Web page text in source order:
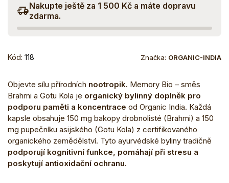
Nakupte ještě za 1 500 Kč a máte dopravu
zdarma.
Kód: 118 Značka: ORGANIC-INDIA
Objevte sílu přírodních nootropik. Memory Bio – směs
Brahmi a Gotu Kola je organický bylinný doplněk pro
podporu paměti a koncentrace od Organic India. Každá
kapsle obsahuje 150 mg bakopy drobnolisté (Brahmi) a 150
mg pupečníku asijského (Gotu Kola) z certifikovaného
organického zemědělství. Tyto ayurvédské byliny tradičně
podporují kognitivní funkce, pomáhají při stresu a
poskytují antioxidační ochranu.